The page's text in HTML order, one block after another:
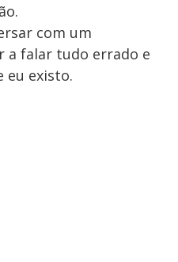
com um
a falar tudo errado e
eu existo.